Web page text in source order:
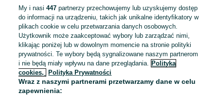
To ogłoszenie nie jest już dostępne
My i nasi447 partnerzy przechowujemy lub uzyskujemy dostęp
do informacji na urządzeniu, takich jak unikalne identyfikatory w
plikach cookie w celu przetwarzania danych osobowych.
Użytkownik może zaakceptować wybory lub zarządzać nimi,
klikając poniżej lub w dowolnym momencie na stronie polityki
prywatności. Te wybory będą sygnalizowane naszym partnerom
i nie będą miały wpływu na dane przeglądania. Polityka
cookies,
Polityka Prywatności
Wraz z naszymi partnerami przetwarzamy dane w celu
zapewnienia: